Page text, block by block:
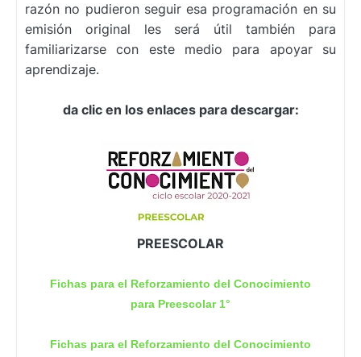
razón no pudieron seguir esa programación en su
emisión original les será útil también para
familiarizarse con este medio para apoyar su
aprendizaje.
da clic en los enlaces para descargar:
PREESCOLAR
Fichas para el Reforzamiento del Conocimiento
para Preescolar 1°
Fichas para el Reforzamiento del Conocimiento